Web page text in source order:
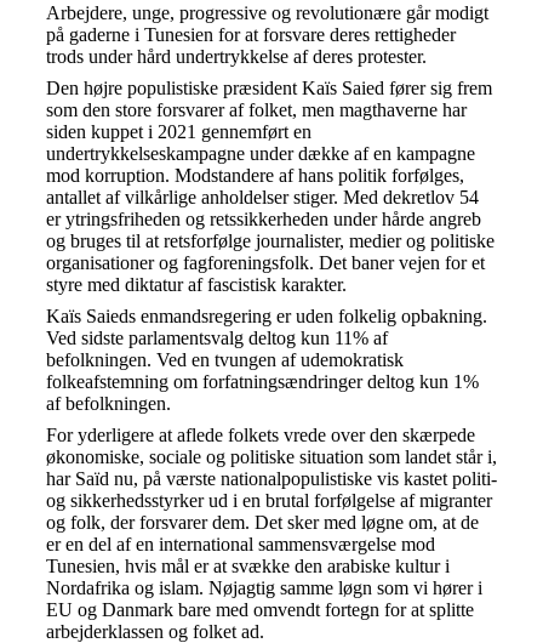
Arbejdere, unge, progressive og revolutionære går modigt
på gaderne i Tunesien for at forsvare deres rettigheder
trods under hård undertrykkelse af deres protester.
Den højre populistiske præsident Kaïs Saied fører sig frem
som den store forsvarer af folket, men magthaverne har
siden kuppet i 2021 gennemført en
undertrykkelseskampagne under dække af en kampagne
mod korruption. Modstandere af hans politik forfølges,
antallet af vilkårlige anholdelser stiger. Med dekretlov 54
er ytringsfriheden og retssikkerheden under hårde angreb
og bruges til at retsforfølge journalister, medier og politiske
organisationer og fagforeningsfolk. Det baner vejen for et
styre med diktatur af fascistisk karakter.
Kaïs Saieds enmandsregering er uden folkelig opbakning.
Ved sidste parlamentsvalg deltog kun 11% af
befolkningen. Ved en tvungen af udemokratisk
folkeafstemning om forfatningsændringer deltog kun 1%
af befolkningen.
For yderligere at aflede folkets vrede over den skærpede
økonomiske, sociale og politiske situation som landet står i,
har Saïd nu, på værste nationalpopulistiske vis kastet politi-
og sikkerhedsstyrker ud i en brutal forfølgelse af migranter
og folk, der forsvarer dem. Det sker med løgne om, at de
er en del af en international sammensværgelse mod
Tunesien, hvis mål er at svække den arabiske kultur i
Nordafrika og islam. Nøjagtig samme løgn som vi hører i
EU og Danmark bare med omvendt fortegn for at splitte
arbejderklassen og folket ad.